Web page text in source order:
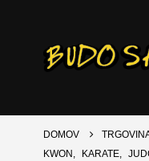
DOMOV
KWON , KARATE,